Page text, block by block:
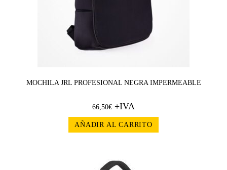
MOCHILA JRL PROFESIONAL NEGRA IMPERMEABLE
66,50€ +IVA
AÑADIR AL CARRITO